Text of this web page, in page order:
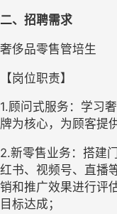
二、招聘需求
奢侈品零售管培生
【岗位职责】
1.顾问式服务：学习
牌为核心，为顾客提
2.新零售业务：搭建
红书、视频号、直播
销和推广效果进行评
目标达成；